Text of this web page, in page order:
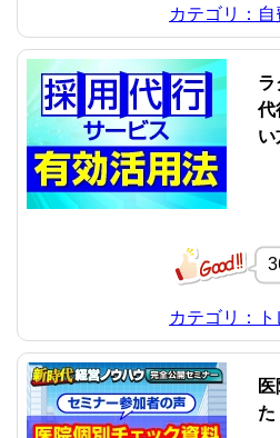
カテゴリ：自
ラ
代
い
カテゴリ：ト
た